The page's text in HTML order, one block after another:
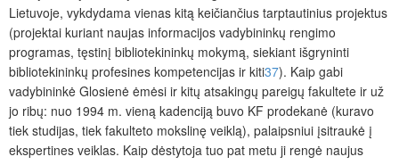
Lietuvoje, vykdydama vienas kitą keičiančius tarptautinius projektus
(projektai kuriant naujas informacijos vadybininkų rengimo
programas, tęstinį bibliotekininkų mokymą, siekiant išgryninti
bibliotekininkų profesines kompetencijas ir kiti37). Kaip gabi
vadybininkė Glosienė ėmėsi ir kitų atsakingų pareigų fakultete ir už
jo ribų: nuo 1994 m. vieną kadenciją buvo KF prodekanė (kuravo
tiek studijas, tiek fakulteto mokslinę veiklą), palaipsniui įsitraukė į
ekspertines veiklas. Kaip dėstytoja tuo pat metu ji rengė naujus